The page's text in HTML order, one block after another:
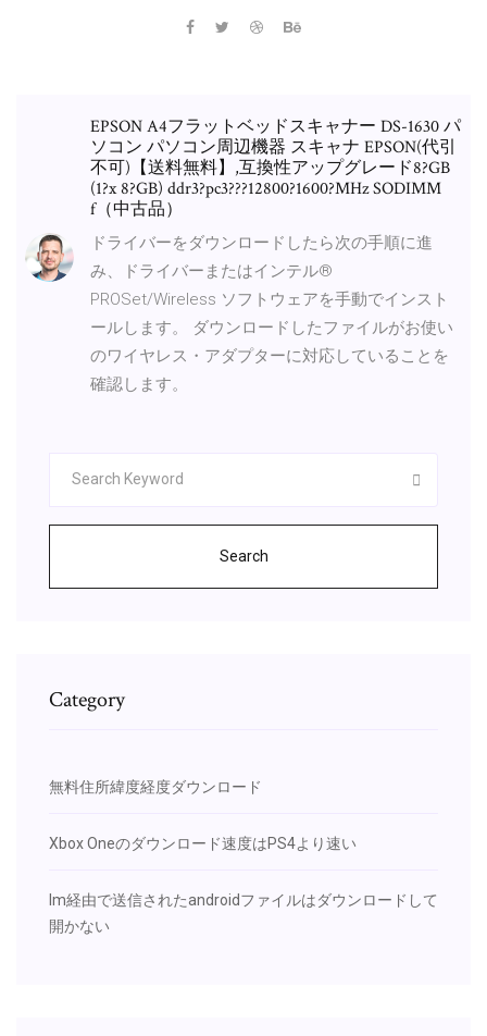
EPSON A4フラットベッドスキャナー DS-1630 パ
ソコン パソコン周辺機器 スキャナ EPSON(代引
不可)【送料無料】,互換性アップグレード8?GB
(1?x 8?GB) ddr3?pc3???12800?1600?MHz SODIMM
f（中古品）
ドライバーをダウンロードしたら次の手順に進
み、ドライバーまたはインテル®
PROSet/Wireless ソフトウェアを手動でインスト
ールします。 ダウンロードしたファイルがお使い
のワイヤレス・アダプターに対応していることを
確認します。
Search
Category
無料住所緯度経度ダウンロード
Xbox Oneのダウンロード速度はPS4より速い
Im経由で送信されたandroidファイルはダウンロードして
開かない